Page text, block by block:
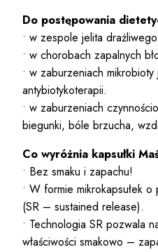
Do postępowania
• w zespole jelita
• w chorobach zapalnych
• w zaburzeniach
antybiotykoterapii.
• w zaburzeniach
biegunki, bóle brzucha,
Co wyróżnia kapsułki
• Bez smaku i zapachu!
• W formie mikrokapsułek o
(SR – sustained release).
• Technologia SR pozwala
właściwości smakowo –